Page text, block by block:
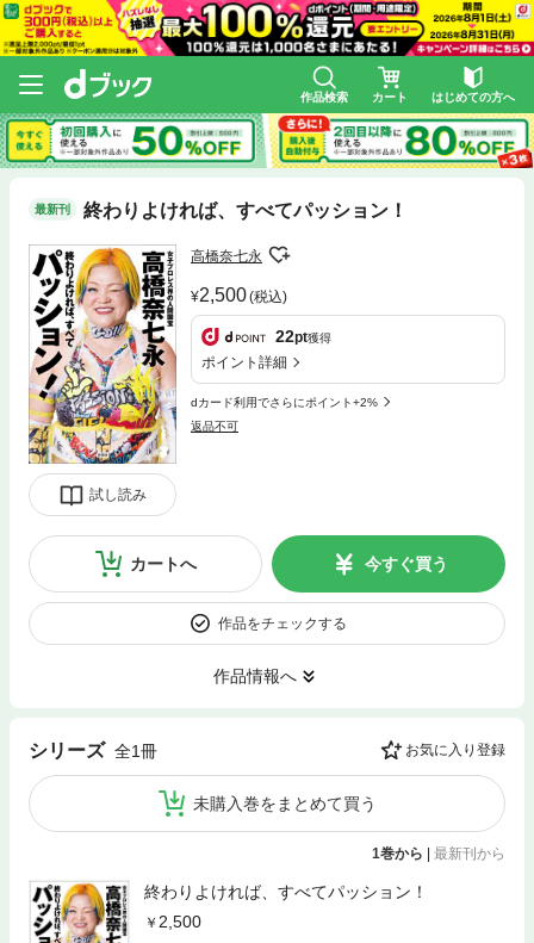
作品検索 カート はじめての方へ
最新刊 終わりよければ、すべてパッション！
試し読み
高橋奈七永
2,500(税込)
22pt獲得
ポイント詳細
dカード利用でさらにポイント+2%
返品不可
カートへ 今すぐ買う
作品をチェックする
作品情報へ
シリーズ 全1冊 お気に入り登録
未購入巻をまとめて買う
1巻から | 最新刊から
終わりよければ、すべてパッション！
2,500